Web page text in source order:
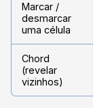
Marcar /
desmarcar
uma célula
Chord
(revelar
vizinhos)